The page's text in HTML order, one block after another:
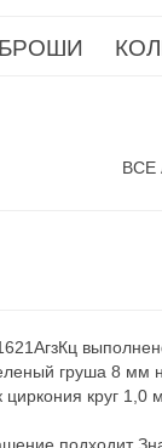
БРОШИ
ВСЕ
груша 8 мм
циркония круг 1,0